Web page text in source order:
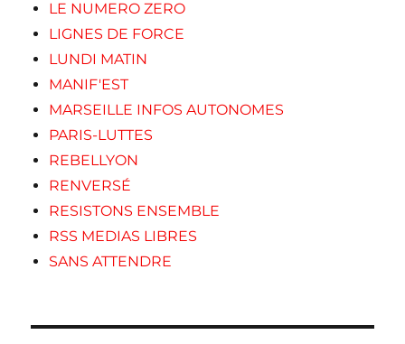
LE NUMERO ZERO
LIGNES DE FORCE
LUNDI MATIN
MANIF'EST
MARSEILLE INFOS AUTONOMES
PARIS-LUTTES
REBELLYON
RENVERSÉ
RESISTONS ENSEMBLE
RSS MEDIAS LIBRES
SANS ATTENDRE